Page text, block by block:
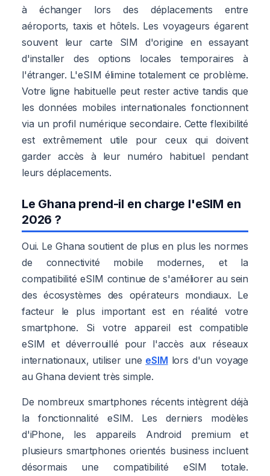
à échanger lors des déplacements entre
aéroports, taxis et hôtels. Les voyageurs égarent
souvent leur carte SIM d'origine en essayant
d'installer des options locales temporaires à
l'étranger. L'eSIM élimine totalement ce problème.
Votre ligne habituelle peut rester active tandis que
les données mobiles internationales fonctionnent
via un profil numérique secondaire. Cette flexibilité
est extrêmement utile pour ceux qui doivent
garder accès à leur numéro habituel pendant
leurs déplacements.
Le Ghana prend-il en charge l'eSIM en
2026 ?
Oui. Le Ghana soutient de plus en plus les normes
de connectivité mobile modernes, et la
compatibilité eSIM continue de s'améliorer au sein
des écosystèmes des opérateurs mondiaux. Le
facteur le plus important est en réalité votre
smartphone. Si votre appareil est compatible
eSIM et déverrouillé pour l'accès aux réseaux
internationaux, utiliser une eSIM lors d'un voyage
au Ghana devient très simple.
De nombreux smartphones récents intègrent déjà
la fonctionnalité eSIM. Les derniers modèles
d'iPhone, les appareils Android premium et
plusieurs smartphones orientés business incluent
désormais une compatibilité eSIM totale.